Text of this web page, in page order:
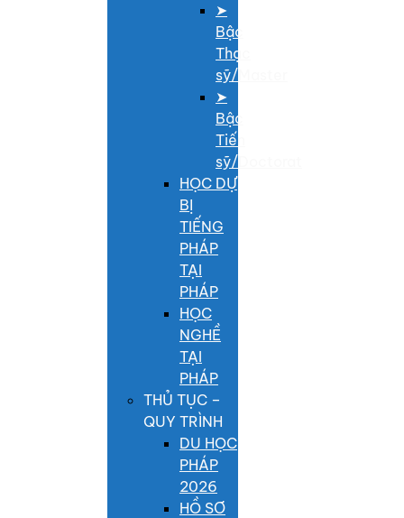
➤
Bậc
Thạc
sỹ/Master
➤
Bậc
Tiến
sỹ/Doctorat
HỌC DỰ
BỊ
TIẾNG
PHÁP
TẠI
PHÁP
HỌC
NGHỀ
TẠI
PHÁP
THỦ TỤC –
QUY TRÌNH
DU HỌC
PHÁP
2026
HỒ SƠ